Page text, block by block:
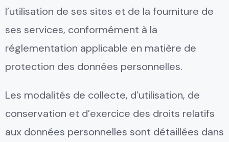
l’utilisation de ses sites et de la fourniture de
ses services, conformément à la
réglementation applicable en matière de
protection des données personnelles.
Les modalités de collecte, d’utilisation, de
conservation et d’exercice des droits relatifs
aux données personnelles sont détaillées dans